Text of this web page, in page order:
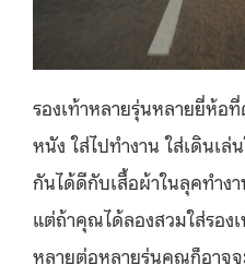
รองเท้าหลายรุ่นหลายยี่ห้อ
หนัง ใส่ไปทำงาน ใส่เดินเล่
กันได้ดีกับเสื้อผ้าในลุคทำง
แต่ถ้าคุณได้ลองสวมใส่รองเ
หลายต่อหลายรุ่นคุณก็อาจ